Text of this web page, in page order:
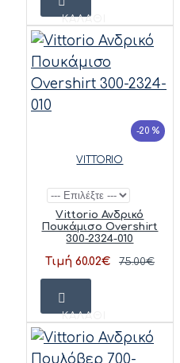
ΚΑΛΆΘΙ
-20 %
VITTORIO
Vittorio Ανδρικό
Πουκάμισο Overshirt
300-2324-010
Τιμή 60.02€ 75.00€
ΚΑΛΆΘΙ